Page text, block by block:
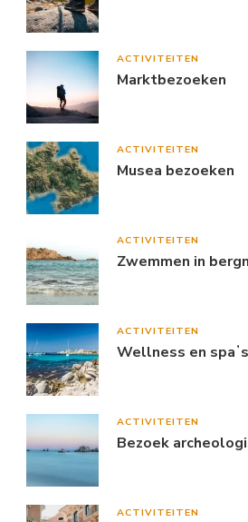
ACTIVITEITEN
Marktbezoeken
ACTIVITEITEN
Musea bezoeken
ACTIVITEITEN
Zwemmen in
ACTIVITEITEN
Wellness en spaʼs
ACTIVITEITEN
Bezoek
ACTIVITEITEN